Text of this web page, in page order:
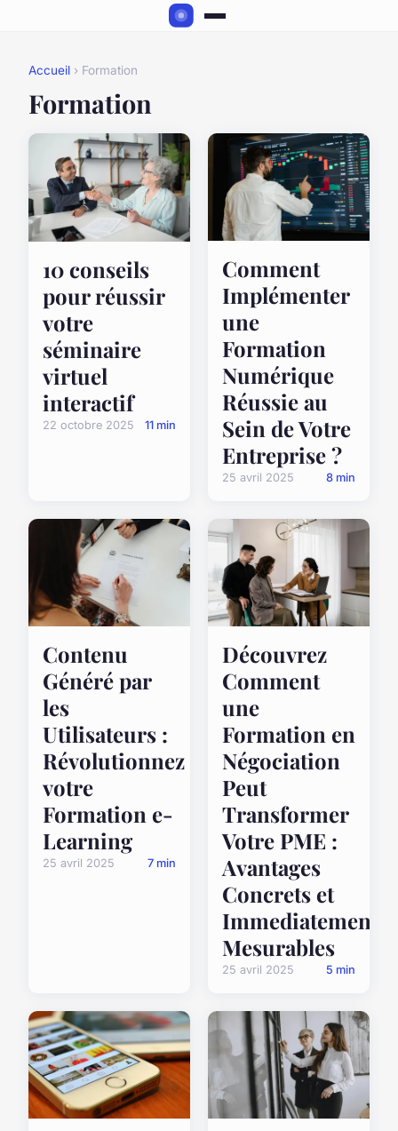
Accueil › Formation
Formation
10 conseils
pour réussir
votre
séminaire
virtuel
interactif
22 octobre 2025 11 min
Comment
Implémenter
une
Formation
Numérique
Réussie au
Sein de Votre
Entreprise ?
25 avril 2025 8 min
Contenu
Généré par
les
Utilisateurs :
Révolutionnez
votre
Formation e-
Learning
25 avril 2025 7 min
Découvrez
Comment
une
Formation en
Négociation
Peut
Transformer
Votre PME :
Avantages
Concrets et
Immediatement
Mesurables
25 avril 2025 5 min